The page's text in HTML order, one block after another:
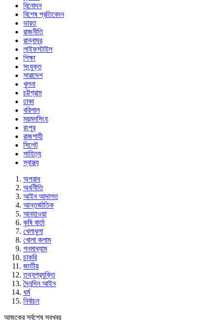
বিনোদন
বিশেষ প্রতিবেদন
ভারত
রাজনীতি
রান্নাঘর
লাইফস্টাইল
শিক্ষা
সংযুক্ত
সারাদেশ
খুলনা
চট্টগ্রাম
ঢাকা
বরিশাল
ময়মনসিংহ
রংপুর
রাজশাহী
সিলেট
সাহিত্য
স্বাস্থ্য
অপরাধ
অর্থনীতি
আইন আদালত
আন্তর্জাতিক
আবহাওয়া
কৃষি বার্তা
খেলাধুলা
খোলা কলাম
গনমাধ্যাম
চাকরি
জাতীয়
তথ্যপ্রযুক্তি
দৈনন্দিন আইন
ধর্ম
নির্বাচন
আজকের সর্বশেষ সবখবর